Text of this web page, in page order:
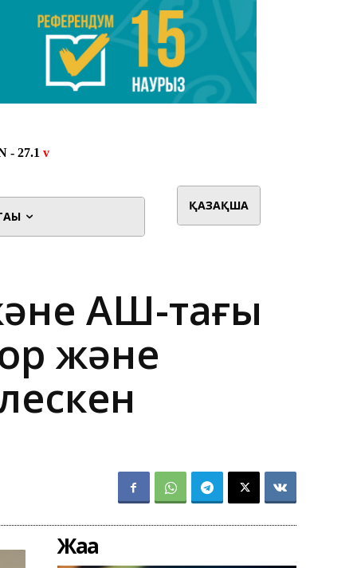
ҚАЗАҚША
АҚШ-тағы
және
Жаңа